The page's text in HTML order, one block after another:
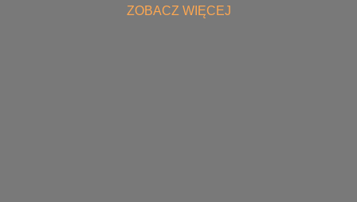
ZOBACZ WIĘCEJ